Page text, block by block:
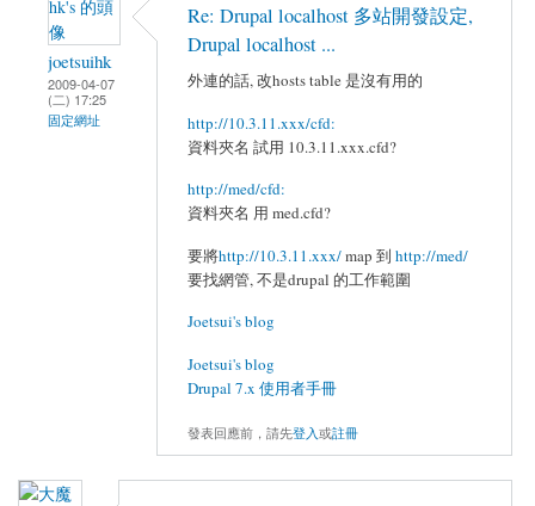
joetsuihk
2009-04-07
(二) 17:25
固定網址
Re: Drupal localhost 多站開發設定,
Drupal localhost ...
外連的話, 改hosts table 是沒有用的
http://10.3.11.xxx/cfd:
資料夾名 試用 10.3.11.xxx.cfd?
http://med/cfd:
資料夾名 用 med.cfd?
要將http://10.3.11.xxx/map 到 http://med/
要找網管, 不是drupal 的工作範圍
Joetsui's blog
Joetsui's blog
Drupal 7.x 使用者手冊
發表回應前，請先登入或註冊